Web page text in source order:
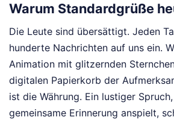
Warum Standardgrüße
Die Leute sind übersättigt. Jeden
hunderte Nachrichten auf uns ein.
Animation mit glitzernden
digitalen Papierkorb der
ist die Währung. Ein lustiger
gemeinsame Erinnerung anspielt,